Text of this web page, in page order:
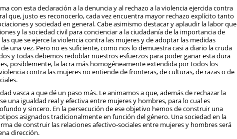
con esta declaración a la denuncia y al rechazo a la violencia ejercida contra
que, justo es reconocerlo, cada vez encuentra mayor rechazo explícito tanto
y sociedad en general. Cabe asimismo destacar y aplaudir la labor que
y la sociedad civil para concienciar a la ciudadanía de la importancia de
que se ejerce la violencia contra las mujeres y de adoptar las medidas
una vez. Pero no es suficiente, como nos lo demuestra casi a diario la cruda
y todas debemos redoblar nuestros esfuerzos para poder ganar esta dura
posiblemente, la lacra más homogéneamente extendida por todos los
contra las mujeres no entiende de fronteras, de culturas, de razas o de
vasca a que dé un paso más. Le animamos a que, además de rechazar la
una igualdad real y efectiva entre mujeres y hombres, para lo cual es
y sincero. En la persecución de ese objetivo hemos de construir una
asignados tradicionalmente en función del género. Una sociedad en la
de construir las relaciones afectivo-sociales entre mujeres y hombres será
dirección.